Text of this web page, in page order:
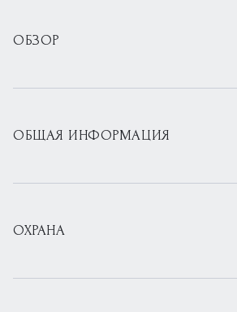
ОБЗОР
ОБЩАЯ ИНФОРМАЦИЯ
ОХРАНА